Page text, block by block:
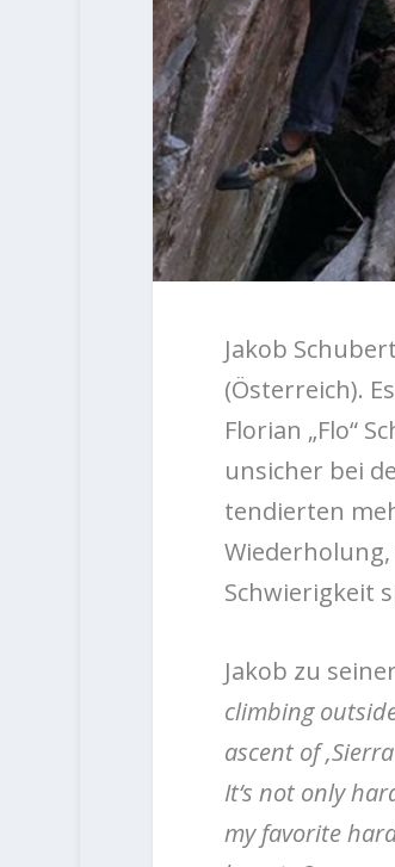
Jakob
(Österreich).
Florian „Flo“
unsicher bei
tendierten
Schwierigkeit
Jakob zu
climbing
ascent of
It‘s not only
my favorite